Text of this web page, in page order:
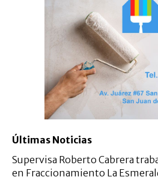
Últimas Noticias
Supervisa Roberto Cabrera
en Fraccionamiento La